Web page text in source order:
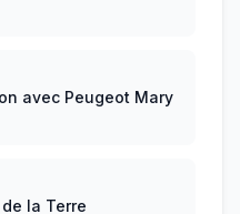
avec Peugeot Mary
la Terre